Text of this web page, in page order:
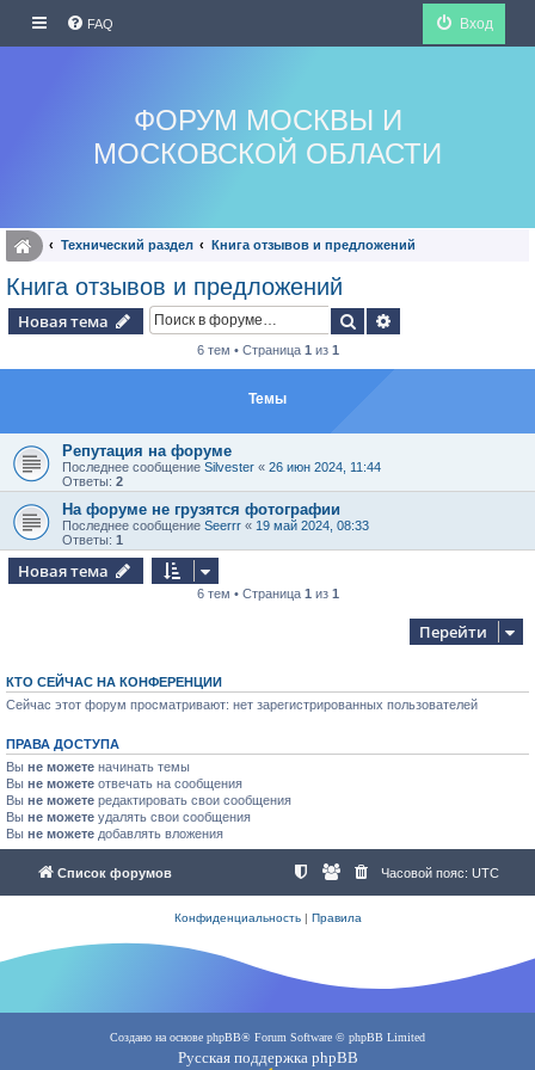
FAQ Вход
ФОРУМ МОСКВЫ И
МОСКОВСКОЙ ОБЛАСТИ
Технический раздел Книга отзывов и предложений
Книга отзывов и предложений
Новая тема Поиск
6 тем • Страница 1 из 1
Темы
Репутация на форуме
Последнее сообщение Silvester « 26 июн 2024, 11:44
Ответы: 2
На форуме не грузятся фотографии
Последнее сообщение Seerrr « 19 май 2024, 08:33
Ответы: 1
Новая тема
6 тем • Страница 1 из 1
Перейти
КТО СЕЙЧАС НА КОНФЕРЕНЦИИ
Сейчас этот форум просматривают: нет зарегистрированных пользователей
ПРАВА ДОСТУПА
Вы не можете начинать темы
Вы не можете отвечать на сообщения
Вы не можете редактировать свои сообщения
Вы не можете удалять свои сообщения
Вы не можете добавлять вложения
Список форумов Часовой пояс: UTC
Конфиденциальность| Правила
Создано на основе phpBB® Forum Software © phpBB Limited
Русская поддержка phpBB